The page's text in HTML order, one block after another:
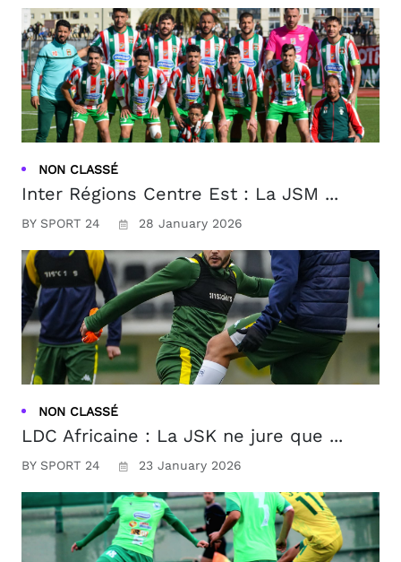
NON CLASSÉ
Inter Régions Centre Est : La JSM ...
BY SPORT 24 28 January 2026
NON CLASSÉ
LDC Africaine : La JSK ne jure que ...
BY SPORT 24 23 January 2026